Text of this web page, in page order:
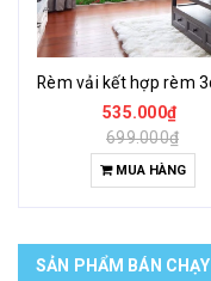
535.000₫
699.000₫
MUA HÀNG
SẢN PHẨM BÁN CHẠY